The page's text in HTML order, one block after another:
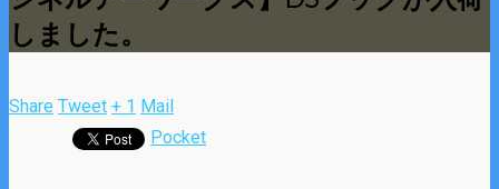
しました。
Share Tweet + 1 Mail
Pocket